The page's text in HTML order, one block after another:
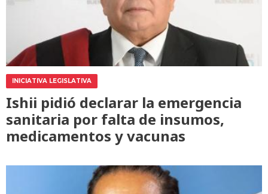
INICIATIVA LEGISLATIVA
Ishii pidió declarar la emergencia
sanitaria por falta de insumos,
medicamentos y vacunas